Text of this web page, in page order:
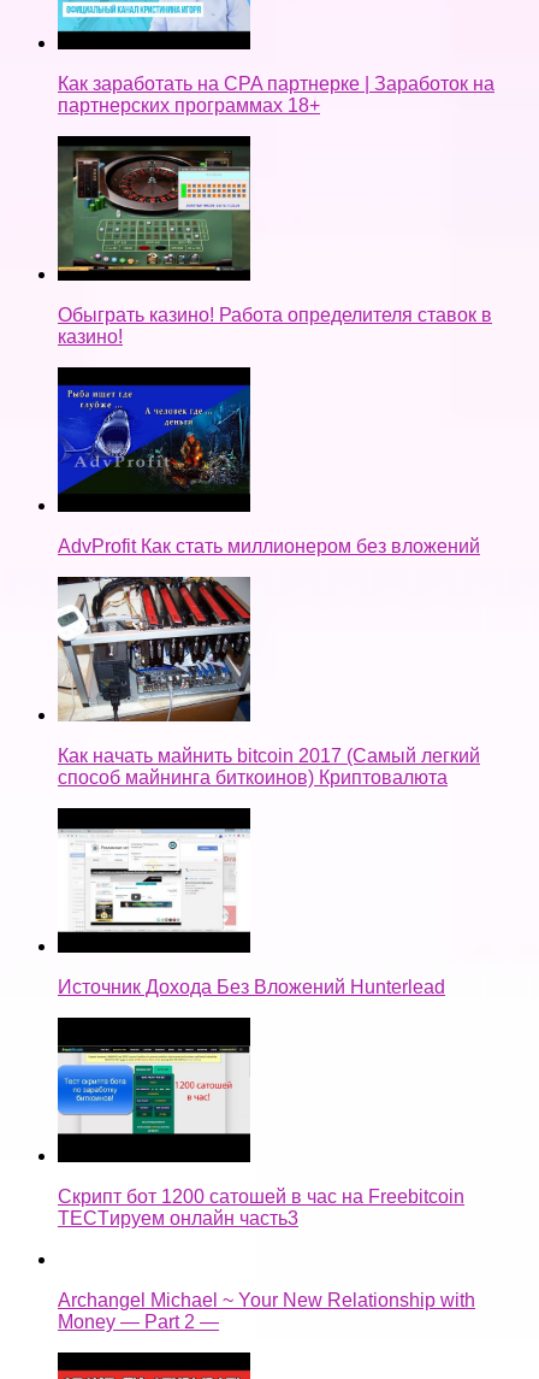
Как заработать на CPA партнерке | Заработок на
партнерских программах 18+
Обыграть казино! Работа определителя ставок в
казино!
AdvProfit Как стать миллионером без вложений
Как начать майнить bitcoin 2017 (Самый легкий
способ майнинга биткоинов) Криптовалюта
Источник Дохода Без Вложений Hunterlead
Скрипт бот 1200 сатошей в час на Freebitcoin
TECTируем онлайн часть3
Archangel Michael ~ Your New Relationship with
Money — Part 2 —